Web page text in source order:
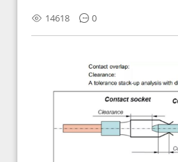
14618 0